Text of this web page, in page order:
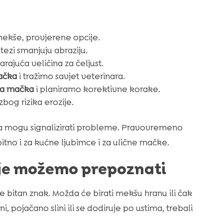
provjerene opcije.
smanjuju abraziju.
veličina za čeljust.
i tražimo savjet veterinara.
mačkai planiramo korektivne korake.
rizika erozije.
mogu signalizirati probleme. Pravovremeno
i za kućne ljubimce i za ulične mačke.
možemo prepoznati
znak. Možda će birati mekšu hranu ili čak
pojačano slini ili se dodiruje po ustima, trebali